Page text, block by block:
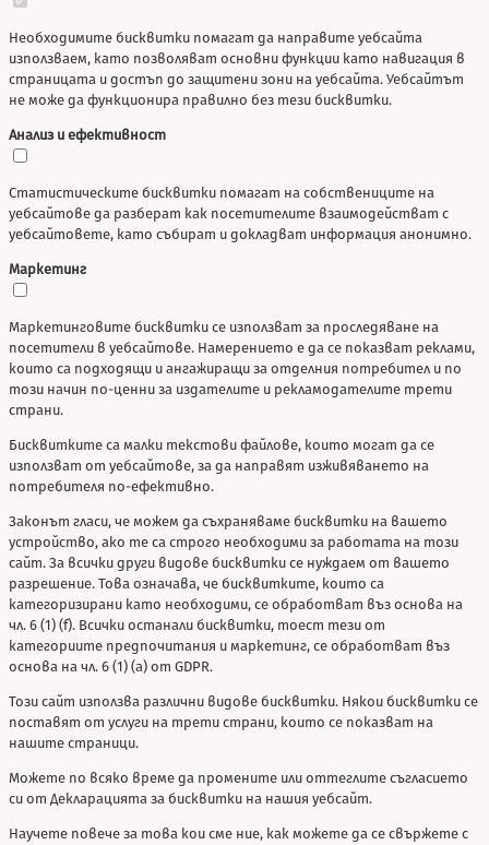
Необходимите бисквитки помагат да направите уебсайта
използваем, като позволяват основни функции като навигация в
страницата и достъп до защитени зони на уебсайта. Уебсайтът
не може да функционира правилно без тези бисквитки.
Анализ и ефективност
Статистическите бисквитки помагат на собствениците на
уебсайтове да разберат как посетителите взаимодействат с
уебсайтовете, като събират и докладват информация анонимно.
Маркетинг
Маркетинговите бисквитки се използват за проследяване на
посетители в уебсайтове. Намерението е да се показват реклами,
които са подходящи и ангажиращи за отделния потребител и по
този начин по-ценни за издателите и рекламодателите трети
страни.
Бисквитките са малки текстови файлове, които могат да се
използват от уебсайтове, за да направят изживяването на
потребителя по-ефективно.
Законът гласи, че можем да съхраняваме бисквитки на вашето
устройство, ако те са строго необходими за работата на този
сайт. За всички други видове бисквитки се нуждаем от вашето
разрешение. Това означава, че бисквитките, които са
категоризирани като необходими, се обработват въз основа на
чл. 6 (1) (f). Всички останали бисквитки, тоест тези от
категориите предпочитания и маркетинг, се обработват въз
основа на чл. 6 (1) (a) от GDPR.
Този сайт използва различни видове бисквитки. Някои бисквитки се
поставят от услуги на трети страни, които се показват на
нашите страници.
Можете по всяко време да промените или оттеглите съгласието
си от Декларацията за бисквитки на нашия уебсайт.
Научете повече за това кои сме ние, как можете да се свържете с